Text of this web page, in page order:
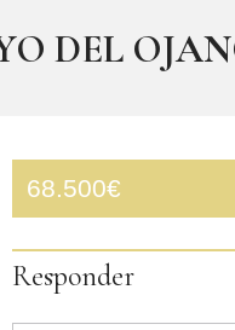
DEL
68.500€
Responder